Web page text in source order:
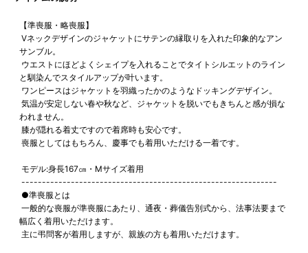
【準喪服・略喪服】
Vネックデザインのジャケットにサテンの縁取りを入れた印象的なアン
サンブル。
ウエストにほどよくシェイプを入れることでタイトシルエットのライン
と馴染んでスタイルアップが叶います。
ワンピースはジャケットを羽織ったかのようなドッキングデザイン。
気温が安定しない春や秋など、ジャケットを脱いでもきちんと感が損な
われません。
膝が隠れる着丈ですので着席時も安心です。
喪服としてはもちろん、慶事でも着用いただける一着です。
モデル:身長167㎝・Mサイズ着用
--------------------------------------------------------------
●準喪服とは
一般的な喪服が準喪服にあたり、通夜・葬儀告別式から、法事法要まで
幅広く着用いただけます。
主に弔問客が着用しますが、親族の方も着用いただけます。